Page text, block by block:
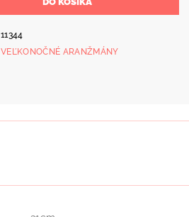
11344
VEĽKONOČNÉ ARANŽMÁNY